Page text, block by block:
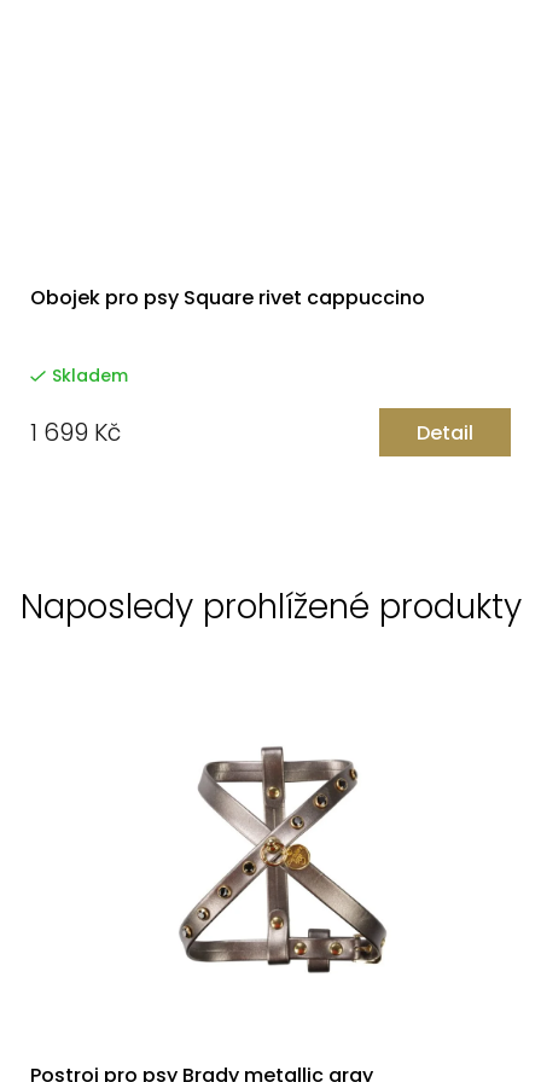
Obojek pro psy Square rivet cappuccino
Skladem
1 699 Kč Detail
Naposledy prohlížené produkty
Postroj pro psy Brady metallic gray